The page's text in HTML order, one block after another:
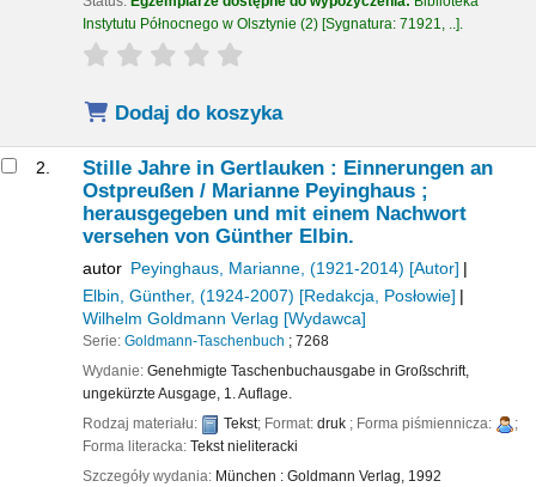
Instytutu Północnego w Olsztynie (2) Sygnatura: 71921, .. .
star rating
Dodaj do koszyka
2.
Stille Jahre in Gertlauken : Einnerungen an
Ostpreußen / Marianne Peyinghaus ;
herausgegeben und mit einem Nachwort
versehen von Günther Elbin.
autor Peyinghaus, Marianne, (1921-2014) [Autor]
Elbin, Günther, (1924-2007) [Redakcja, Posłowie]
Wilhelm Goldmann Verlag [Wydawca]
Serie: Goldmann-Taschenbuch ; 7268
Wydanie: Genehmigte Taschenbuchausgabe in Großschrift,
ungekürzte Ausgage, 1. Auflage.
Rodzaj materiału:
Tekst; Format: druk ; Forma piśmiennicza:
;
Forma literacka: Tekst nieliteracki
Szczegóły wydania: München : Goldmann Verlag, 1992